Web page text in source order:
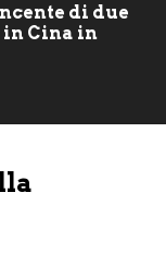
di due
in Cina in